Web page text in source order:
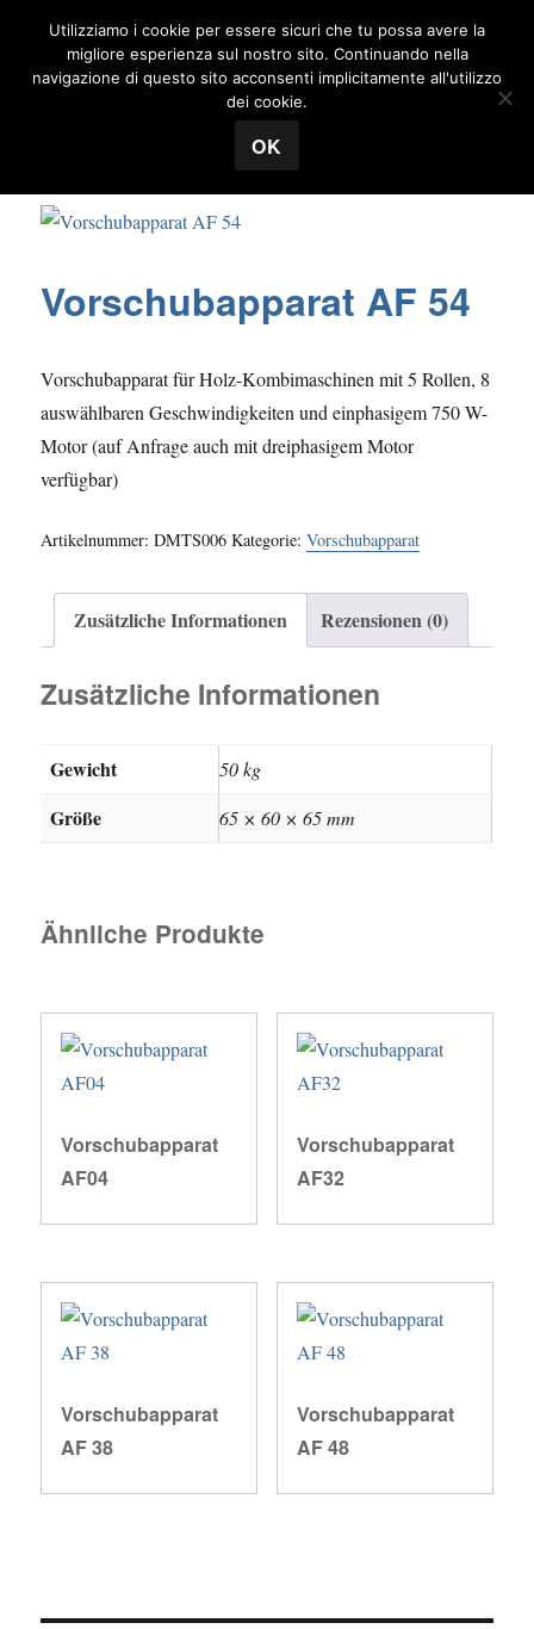
Tecnosuisse
MENÜ
Holzbearbeitungsmaschinen
Vorschubapparat AF 54
Vorschubapparat für Holz-Kombimaschinen mit 5 Rollen, 8
auswählbaren Geschwindigkeiten und einphasigem 750 W-
Motor (auf Anfrage auch mit dreiphasigem Motor
verfügbar)
Artikelnummer:DMTS006 Kategorie:Vorschubapparat
Zusätzliche Informationen Rezensionen (0)
Zusätzliche Informationen
Gewicht 50 kg
Größe 65 × 60 × 65 mm
Ähnliche Produkte
Vorschubapparat
AF04
Vorschubapparat
AF32
Vorschubapparat
AF 38
Vorschubapparat
AF 48
Utilizziamo i cookie per essere sicuri che tu possa avere la
migliore esperienza sul nostro sito. Continuando nella
navigazione di questo sito acconsenti implicitamente all'utilizzo
dei cookie.
OK